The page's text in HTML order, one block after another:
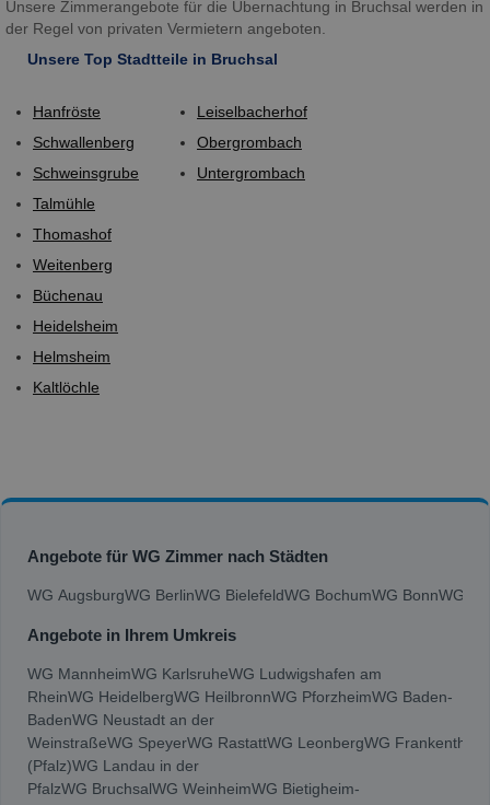
Unsere Zimmerangebote für die Übernachtung in Bruchsal werden in
der Regel von privaten Vermietern angeboten.
Unsere Top Stadtteile in Bruchsal
Hanfröste
Schwallenberg
Schweinsgrube
Talmühle
Thomashof
Weitenberg
Büchenau
Heidelsheim
Helmsheim
Kaltlöchle
Leiselbacherhof
Obergrombach
Untergrombach
Angebote für WG Zimmer nach Städten
WG AugsburgWG BerlinWG BielefeldWG BochumWG BonnWG
Angebote in Ihrem Umkreis
WG MannheimWG KarlsruheWG Ludwigshafen am
RheinWG HeidelbergWG HeilbronnWG PforzheimWG Baden-
BadenWG Neustadt an der
WeinstraßeWG SpeyerWG RastattWG LeonbergWG Frankenthal
(Pfalz)WG Landau in der
PfalzWG BruchsalWG WeinheimWG Bietigheim-